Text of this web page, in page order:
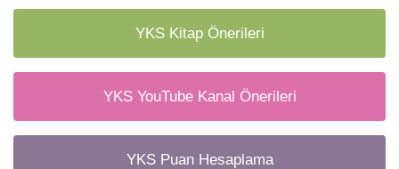
YKS Kitap Önerileri
YKS YouTube Kanal Önerileri
YKS Puan Hesaplama